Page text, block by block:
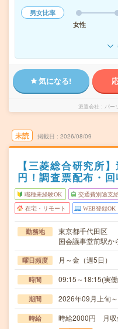
男女比率
女性
気になる!
派遣会社 パー
未読 掲載日 2026/08/09
【三菱総合研究所
円！調査票配布・
職種未経験OK 交通費別途支
在宅・リモート WEB登録OK
勤務地
東京都千代田区
国会議事堂前駅か
曜日頻度 月～金（週5日）
時間 09:15～18:15(実
期間 2026年09月上旬
時給 時給2000円 月収